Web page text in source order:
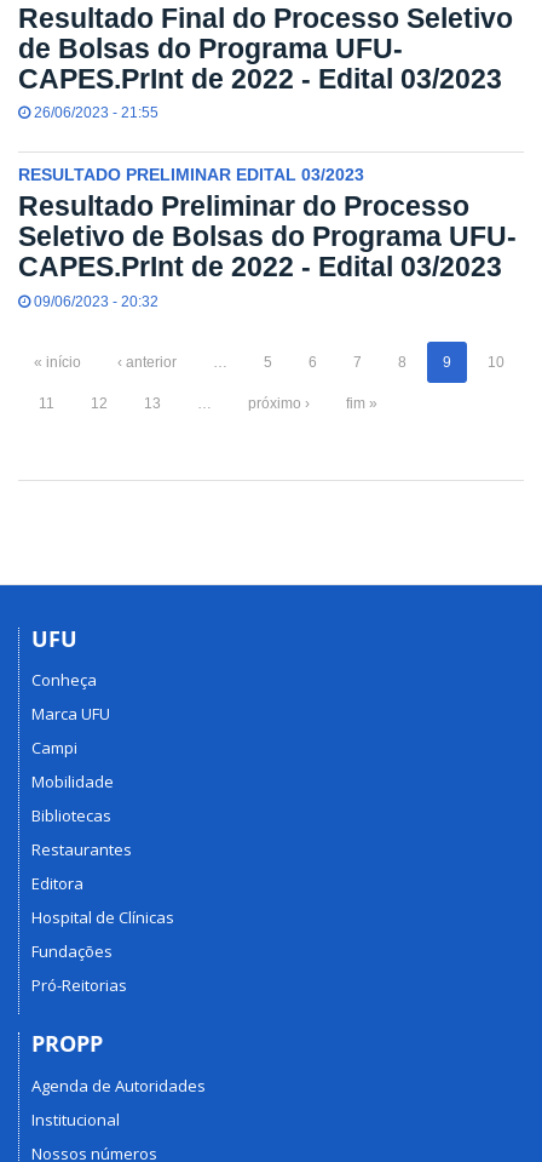
Resultado Final do Processo Seletivo
de Bolsas do Programa UFU-
CAPES.PrInt de 2022 - Edital 03/2023
26/06/2023 - 21:55
RESULTADO PRELIMINAR EDITAL 03/2023
Resultado Preliminar do Processo
Seletivo de Bolsas do Programa UFU-
CAPES.PrInt de 2022 - Edital 03/2023
09/06/2023 - 20:32
« início ‹ anterior … 5 6 7 8 9 10
11 12 13 … próximo › fim »
UFU
Conheça
Marca UFU
Campi
Mobilidade
Bibliotecas
Restaurantes
Editora
Hospital de Clínicas
Fundações
Pró-Reitorias
PROPP
Agenda de Autoridades
Institucional
Nossos números